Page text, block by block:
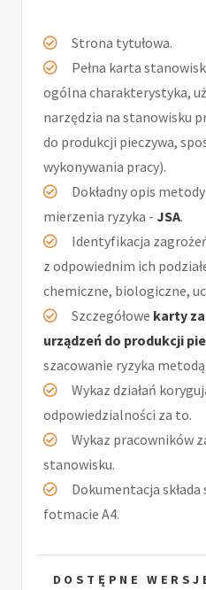
Strona tytułowa.
Pełna karta
ogólna charakterystyka,
narzędzia na stanowisku
do produkcji pieczywa,
wykonywania pracy).
Dokładny opis
mierzenia ryzyka - JSA.
Identyfikacja
z odpowiednim ich
chemiczne, biologiczne,
Szczegółowe karty
urządzeń do produkcji
szacowanie ryzyka metodą
Wykaz działań
odpowiedzialności za to.
Wykaz pracowników
stanowisku.
Dokumentacja
fotmacie A4.
DOSTĘPNE